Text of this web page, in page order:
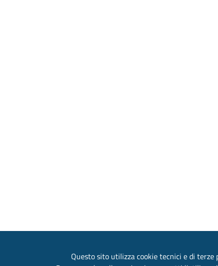
Questo sito utilizza cookie tecnici e di terze